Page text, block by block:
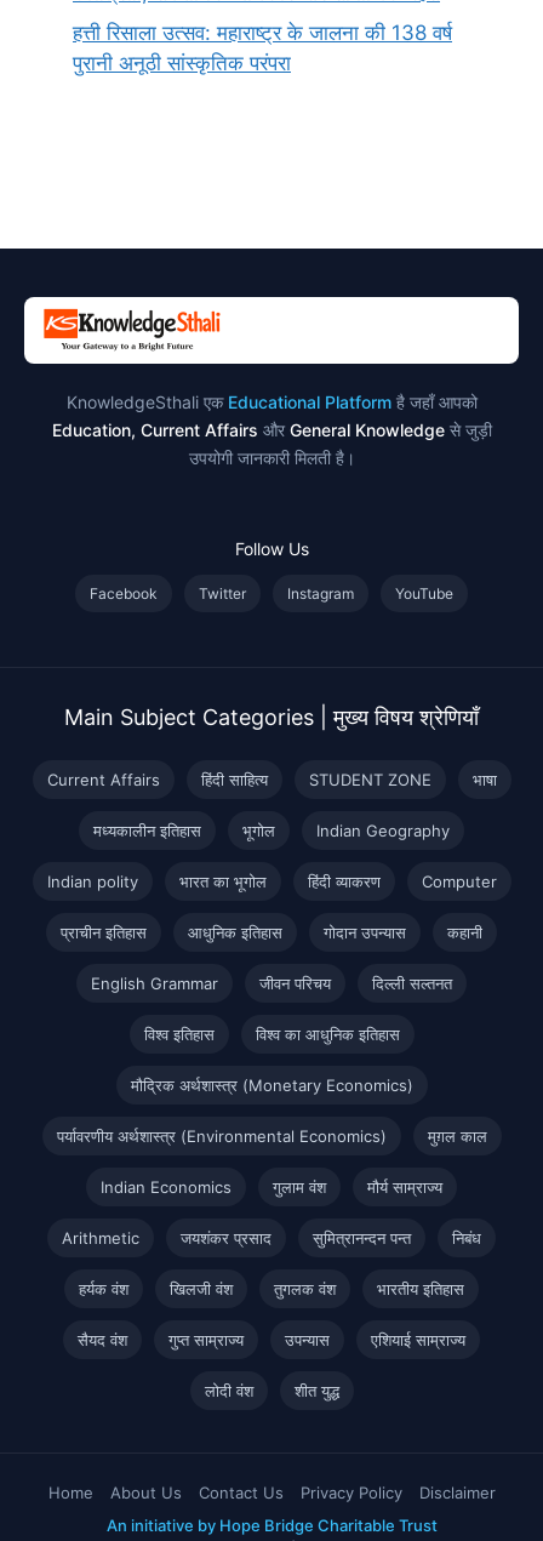
हत्ती रिसाला उत्सव: महाराष्ट्र के जालना की 138 वर्ष
पुरानी अनूठी सांस्कृतिक परंपरा
KnowledgeSthali एक Educational Platformहै जहाँ आपको
Education, Current Affairs और General Knowledgeसे जुड़ी
उपयोगी जानकारी मिलती है।
Follow Us
Facebook Twitter Instagram YouTube
Main Subject Categories | मुख्य विषय श्रेणियाँ
Current Affairs हिंदी साहित्य STUDENT ZONE भाषा
मध्यकालीन इतिहास भूगोल Indian Geography
Indian polity भारत का भूगोल हिंदी व्याकरण Computer
प्राचीन इतिहास आधुनिक इतिहास गोदान उपन्यास कहानी
English Grammar जीवन परिचय दिल्ली सल्तनत
विश्व इतिहास विश्व का आधुनिक इतिहास
मौद्रिक अर्थशास्त्र (Monetary Economics)
पर्यावरणीय अर्थशास्त्र (Environmental Economics) मुग़ल काल
Indian Economics गुलाम वंश मौर्य साम्राज्य
Arithmetic जयशंकर प्रसाद सुमित्रानन्दन पन्त निबंध
हर्यक वंश खिलजी वंश तुगलक वंश भारतीय इतिहास
सैयद वंश गुप्त साम्राज्य उपन्यास एशियाई साम्राज्य
लोदी वंश शीत युद्ध
Home About Us Contact Us Privacy Policy
Disclaimer
An initiative by Hope Bridge Charitable Trust